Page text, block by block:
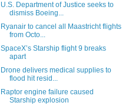
U.S. Department of Justice seeks to
dismiss Boeing...
Ryanair to cancel all Maastricht flights
from Octo...
SpaceX’s Starship flight 9 breaks
apart
Drone delivers medical supplies to
flood hit resid...
Raptor engine failure caused
Starship explosion